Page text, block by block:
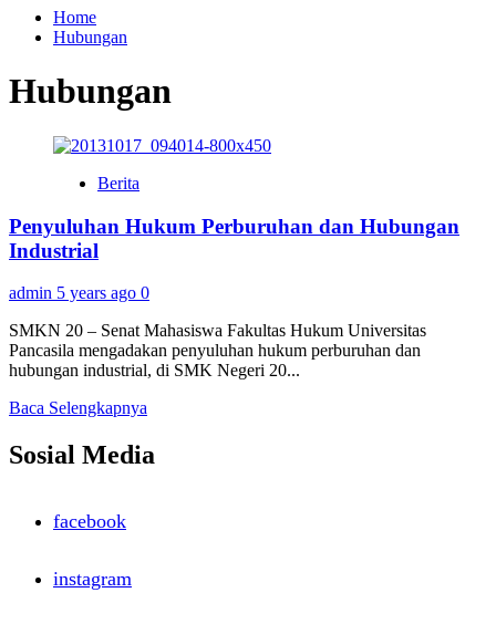
Home
Hubungan
Hubungan
Berita
Penyuluhan Hukum Perburuhan dan Hubungan
Industrial
admin 5 years ago 0
SMKN 20 – Senat Mahasiswa Fakultas Hukum Universitas
Pancasila mengadakan penyuluhan hukum perburuhan dan
hubungan industrial, di SMK Negeri 20...
Baca Selengkapnya
Penyuluhan
Sosial Media
facebook
instagram